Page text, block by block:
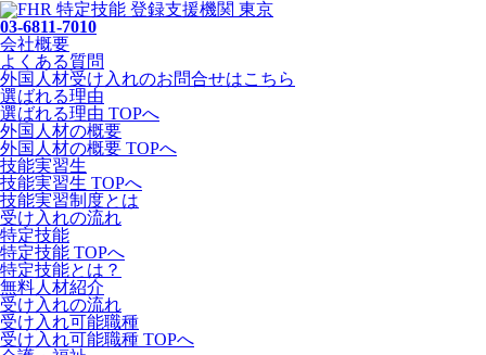
03-6811-7010
会社概要
よくある質問
外国人材受け入れのお問合せはこちら
選ばれる理由
選ばれる理由 TOPへ
外国人材の概要
外国人材の概要 TOPへ
技能実習生
技能実習生 TOPへ
技能実習制度とは
受け入れの流れ
特定技能
特定技能 TOPへ
特定技能とは？
無料人材紹介
受け入れの流れ
受け入れ可能職種
受け入れ可能職種 TOPへ